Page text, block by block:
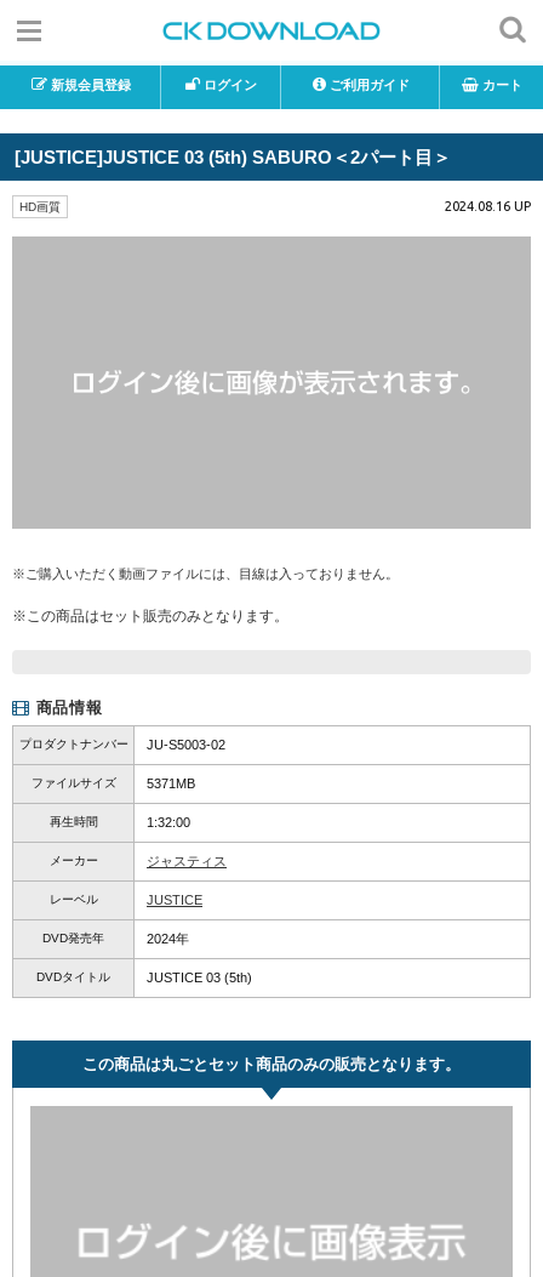
新規会員登録 ログイン ご利用ガイド カート
[JUSTICE]JUSTICE 03 (5th) SABURO＜2パート目＞
HD画質 2024.08.16 UP
※ご購入いただく動画ファイルには、目線は入っておりません。
※この商品はセット販売のみとなります。
商品情報
プロダクトナンバー JU-S5003-02
ファイルサイズ 5371MB
再生時間 1:32:00
メーカー ジャスティス
レーベル JUSTICE
DVD発売年 2024年
DVDタイトル JUSTICE 03 (5th)
この商品は丸ごとセット商品のみの販売となります。